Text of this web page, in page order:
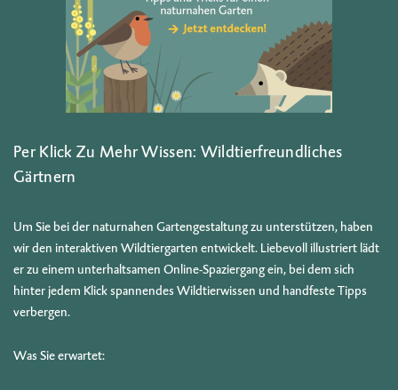
Per Klick Zu Mehr Wissen: Wildtierfreundliches
Gärtnern
Um Sie bei der naturnahen Gartengestaltung zu unterstützen, haben
wir den interaktiven Wildtiergarten entwickelt. Liebevoll illustriert lädt
er zu einem unterhaltsamen Online-Spaziergang ein, bei dem sich
hinter jedem Klick spannendes Wildtierwissen und handfeste Tipps
verbergen.
Was Sie erwartet: